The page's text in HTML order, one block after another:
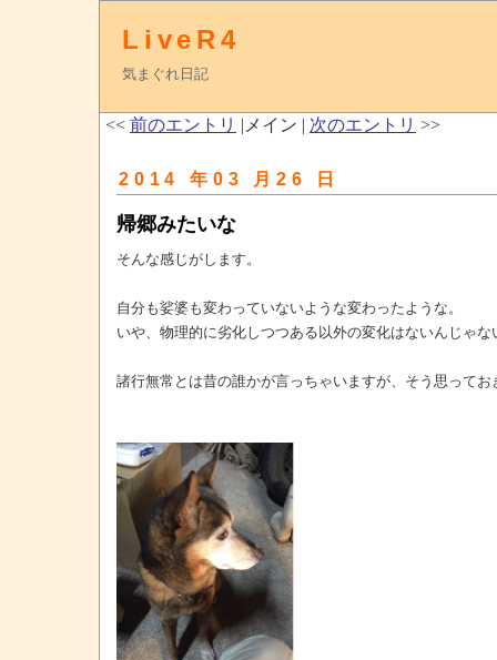
LiveR4
気まぐれ日記
<< 前のエントリ |メイン | 次のエントリ >>
2014 年03 月26 日
帰郷みたいな
そんな感じがします。
自分も娑婆も変わっていないような変わったような。
いや、物理的に劣化しつつある以外の変化はないんじゃな
諸行無常とは昔の誰かが言っちゃいますが、そう思ってお